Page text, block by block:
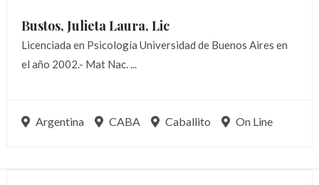
Bustos, Julieta Laura, Lic
Licenciada en Psicología Universidad de Buenos Aires en
el año 2002.- Mat Nac. ...
Argentina CABA Caballito On Line